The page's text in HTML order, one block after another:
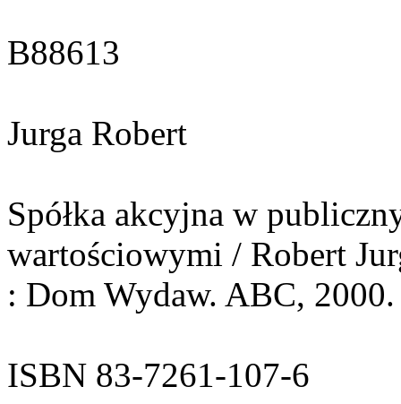
B88613
Jurga Robert
Spółka akcyjna w
wartościowymi / Robert
: Dom Wydaw. ABC,
ISBN 83-7261-107-6